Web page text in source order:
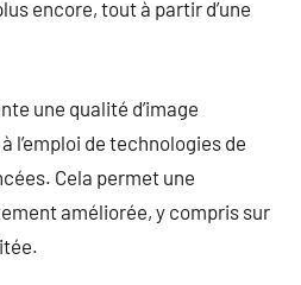
encore, tout à partir d’une
une qualité d’image
l’emploi de technologies de
Cela permet une
améliorée, y compris sur